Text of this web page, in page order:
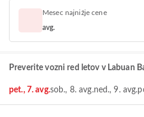
Mesec najnižje cene
avg.
Preverite vozni red letov v Labuan
pet., 7. avg.sob., 8. avg.ned., 9. avg.